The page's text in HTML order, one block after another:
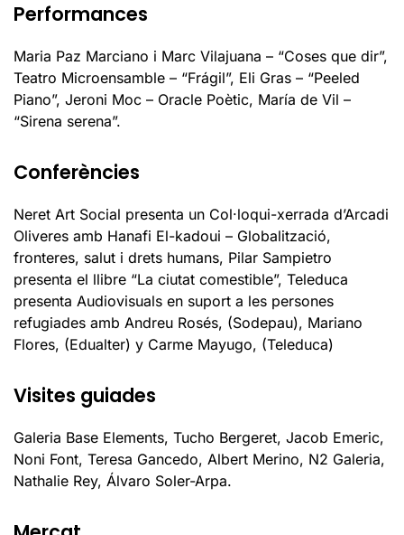
Performances
Maria Paz Marciano i Marc Vilajuana – “Coses que dir”,
Teatro Microensamble – “Frágil”, Eli Gras – “Peeled
Piano”, Jeroni Moc – Oracle Poètic, María de Vil –
“Sirena serena”.
Conferències
Neret Art Social presenta un Col·loqui-xerrada d’Arcadi
Oliveres amb Hanafi El-kadoui – Globalització,
fronteres, salut i drets humans, Pilar Sampietro
presenta el llibre “La ciutat comestible”, Teleduca
presenta Audiovisuals en suport a les persones
refugiades amb Andreu Rosés, (Sodepau), Mariano
Flores, (Edualter) y Carme Mayugo, (Teleduca)
Visites guiades
Galeria Base Elements, Tucho Bergeret, Jacob Emeric,
Noni Font, Teresa Gancedo, Albert Merino, N2 Galeria,
Nathalie Rey, Álvaro Soler-Arpa.